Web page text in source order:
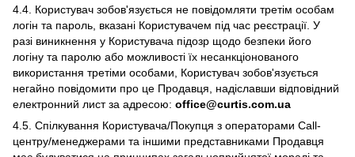
4.4. Користувач зобов'язується не повідомляти третім особам
логін та пароль, вказані Користувачем під час реєстрації. У
разі виникнення у Користувача підозр щодо безпеки його
логіну та паролю або можливості їх несанкціонованого
використання третіми особами, Користувач зобов'язується
негайно повідомити про це Продавця, надіславши відповідний
електронний лист за адресою: office@curtis.com.ua
4.5. Спілкування Користувача/Покупця з операторами Call-
центру/менеджерами та іншими представниками Продавця